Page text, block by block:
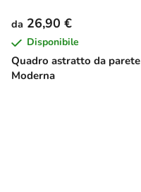
Quadro astratto da parete
Moderna
da 26,90 €
Disponibile